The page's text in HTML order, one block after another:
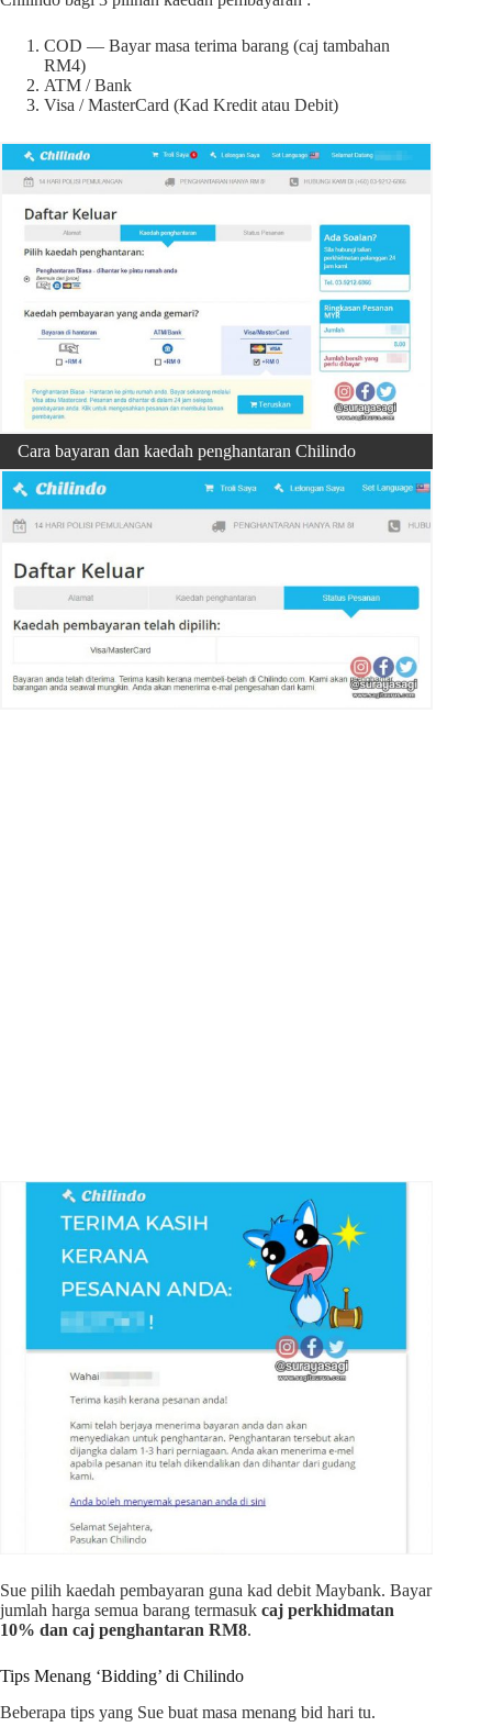
COD — Bayar masa terima barang (caj tambahan
RM4)
ATM / Bank
Visa / MasterCard (Kad Kredit atau Debit)
Cara bayaran dan kaedah penghantaran Chilindo
Sue pilih kaedah pembayaran guna kad debit Maybank. Bayar
jumlah harga semua barang termasuk caj perkhidmatan
10% dan caj penghantaran RM8.
Tips Menang ‘Bidding’ di Chilindo
Beberapa tips yang Sue buat masa menang bid hari tu.